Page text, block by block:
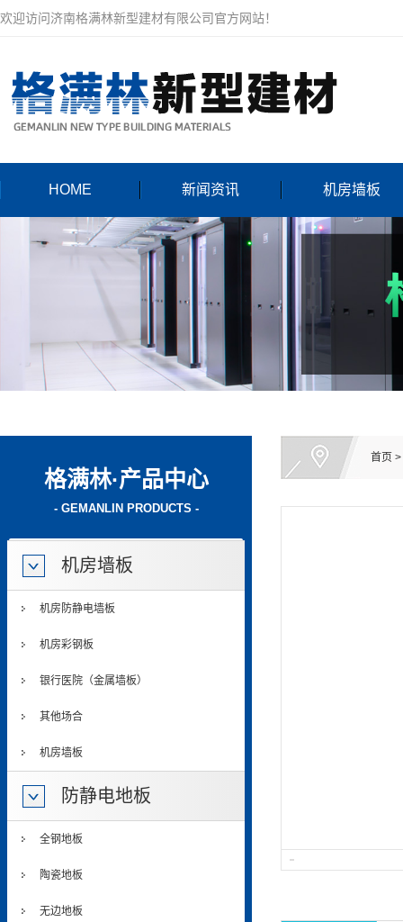
欢迎访问济南格满林新型建材有限公司官方网站！
HOME 新闻资讯 机房墙板
格满林·产品中心
- GEMANLIN PRODUCTS -
机房墙板
机房防静电墙板
机房彩钢板
银行医院（金属墙板）
其他场合
机房墙板
防静电地板
全钢地板
陶瓷地板
无边地板
首页 >